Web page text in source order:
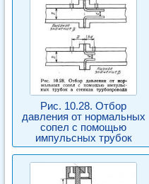
Рис. 10.28. Отбор
давления от нормальных
сопел с помощью
импульсных трубок